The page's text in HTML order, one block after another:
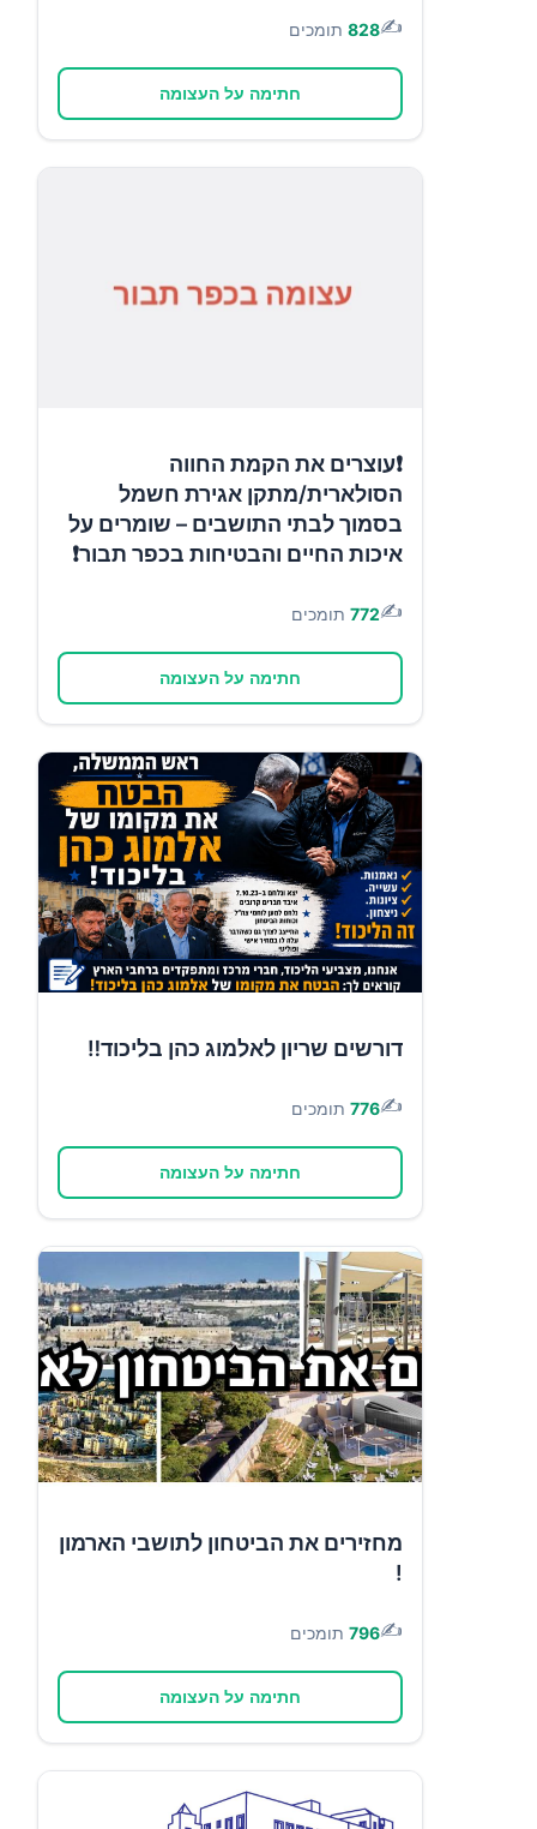
✍️
828 תומכים
חתימה על העצומה
❗עוצרים את הקמת החווה
הסולארית/מתקן אגירת חשמל
בסמוך לבתי התושבים – שומרים על
איכות החיים והבטיחות בכפר תבור❗
✍️
772 תומכים
חתימה על העצומה
דורשים שריון לאלמוג כהן בליכוד‼️
✍️
776 תומכים
חתימה על העצומה
מחזירים את הביטחון לתושבי הארמון
!
✍️
796 תומכים
חתימה על העצומה